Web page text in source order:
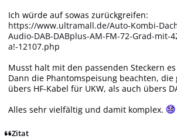
Ich würde auf sowas zurückgreifen:
https://www.ultramall.de/Auto-Kombi-
Audio-DAB-DABplus-AM-FM-72-Grad-mit-
a!-12107.php
Musst halt mit den passenden Steckern
Dann die Phantomspeisung beachten, die
übers HF-Kabel für UKW, als auch übers
Alles sehr vielfältig und damit komplex.
Zitat